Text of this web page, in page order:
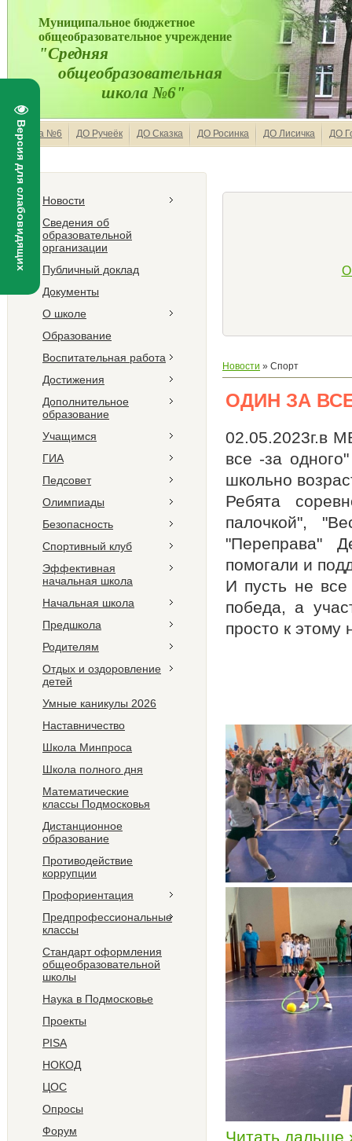
Версия для слабовидящих
Муниципальное бюджетное
общеобразовательное учреждение
"Средняя
общеобразовательная
школа №6"
Школа №6 ДО Ручеёк ДО Сказка ДО Росинка ДО Лисичка ДО
Новости
Сведения об
образовательной
организации
Публичный доклад
Документы
О школе
Образование
Воспитательная работа
Достижения
Дополнительное
образование
Учащимся
ГИА
Педсовет
Олимпиады
Безопасность
Спортивный клуб
Эффективная
начальная школа
Начальная школа
Предшкола
Родителям
Отдых и оздоровление
детей
Умные каникулы 2026
Наставничество
Школа Минпроса
Школа полного дня
Математические
классы Подмосковья
Дистанционное
образование
Противодействие
коррупции
Профориентация
Предпрофессиональные
классы
Стандарт оформления
общеобразовательной
школы
Наука в Подмосковье
Проекты
PISA
НОКОД
ЦОС
Опросы
Форум
О
Новости » Спорт
ОДИН ЗА
02.05.2023г.в
все -за
школьно
Ребята
палочкой",
"Переправа"
помогали и
И пусть не
победа, а
просто к этому
Читать дальше